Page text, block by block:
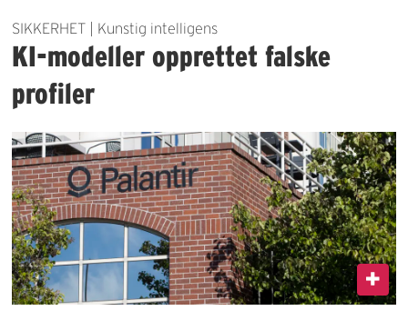
SIKKERHET | Kunstig intelligens
KI-modeller opprettet falske
profiler